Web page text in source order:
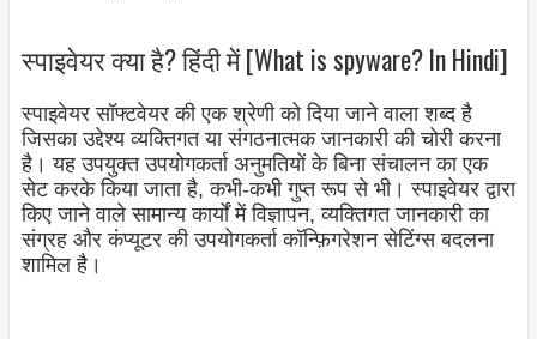
स्पाइवेयर क्या है? हिंदी में [What is spyware? In Hindi]
स्पाइवेयर सॉफ्टवेयर की एक श्रेणी को दिया जाने वाला शब्द है
जिसका उद्देश्य व्यक्तिगत या संगठनात्मक जानकारी की चोरी करना
है। यह उपयुक्त उपयोगकर्ता अनुमतियों के बिना संचालन का एक
सेट करके किया जाता है, कभी-कभी गुप्त रूप से भी। स्पाइवेयर द्वारा
किए जाने वाले सामान्य कार्यों में विज्ञापन, व्यक्तिगत जानकारी का
संग्रह और कंप्यूटर की उपयोगकर्ता कॉन्फ़िगरेशन सेटिंग्स बदलना
शामिल है।